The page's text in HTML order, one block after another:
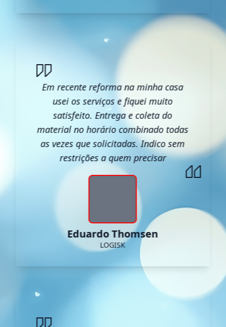
Em recente reforma na minha casa
usei os serviços e fiquei muito
satisfeito. Entrega e coleta do
material no horário combinado todas
as vezes que solicitadas. Indico sem
restrições a quem precisar
Eduardo Thomsen
LOGISK